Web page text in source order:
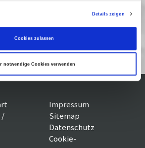
Details zeigen
Cookies zulassen
notwendige Cookies verwenden
12
/
Impressum
Sitemap
Datenschutz
Cookie-